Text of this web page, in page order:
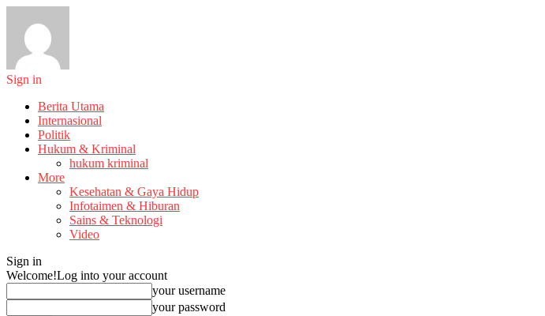
Sign in
Berita Utama
Internasional
Politik
Hukum & Kriminal
hukum kriminal
More
Kesehatan & Gaya Hidup
Infotaimen & Hiburan
Sains & Teknologi
Video
Sign in
Welcome!Log into your account
your username
your password